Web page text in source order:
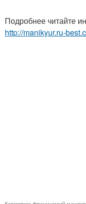
Подробнее читайте
http://manikyur.ru-